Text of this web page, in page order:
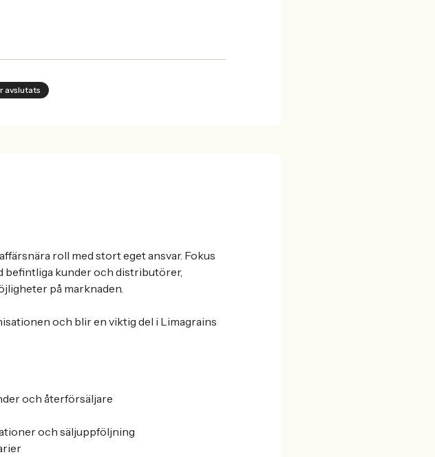
avslutats
roll med stort eget ansvar. Fokus
befintliga kunder och distributörer,
på marknaden.
och blir en viktig del i Limagrains
och återförsäljare
och säljuppföljning